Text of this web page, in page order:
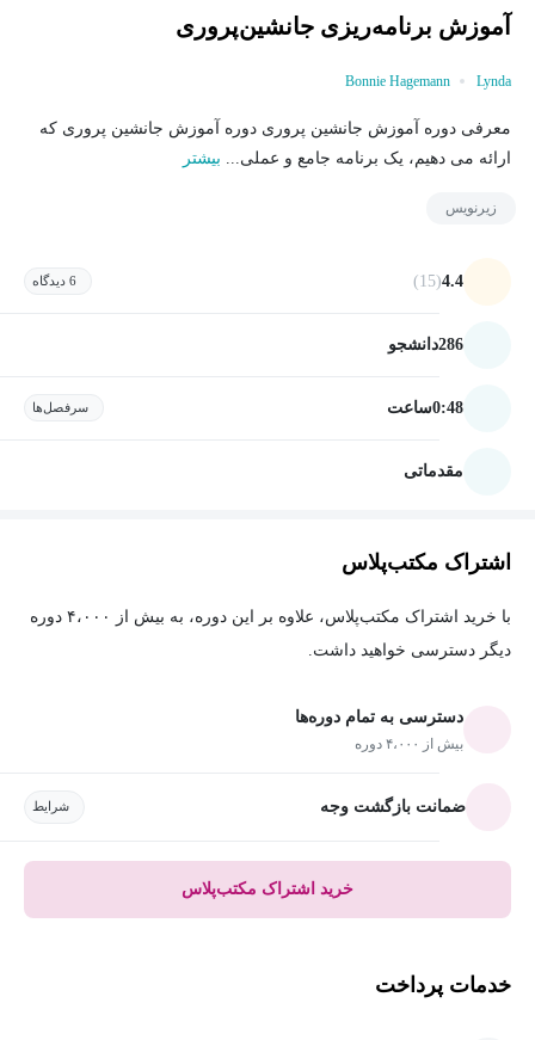
آموزش برنامه‌ریزی جانشین‌پروری
Lynda
Bonnie Hagemann
معرفی دوره آموزش جانشین پروری دوره آموزش جانشین پروری که
ارائه می دهیم، یک برنامه جامع و عملی... بیشتر
زیرنویس
4.4
(15) 6 دیدگاه
286دانشجو
0:48ساعت سرفصل‌ها
مقدماتی
اشتراک مکتب‌پلاس
با خرید اشتراک مکتب‌پلاس، علاوه بر این دوره، به بیش از ۴،۰۰۰ دوره
دیگر دسترسی خواهید داشت.
دسترسی به تمام دوره‌ها
بیش از ۴،۰۰۰ دوره
ضمانت بازگشت وجه شرایط
خرید اشتراک مکتب‌پلاس
خدمات پرداخت